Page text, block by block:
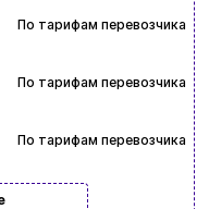
По тарифам перевозчика
По тарифам перевозчика
По тарифам перевозчика